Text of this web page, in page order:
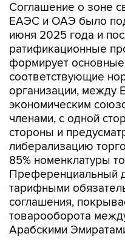
Соглашение о зоне
ЕАЭС и ОАЭ было
июня 2025 года и
ратификационные
формирует
соответствующие
организации, между
экономическим
членами, с одной
стороны и
либерализацию
85% номенклатуры
Преференциальный
тарифными
соглашения,
товарооборота
Арабскими